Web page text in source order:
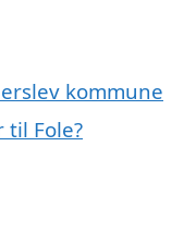
kommune
Fole?